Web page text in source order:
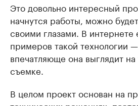
Это довольно интересный
начнутся работы, можно
своими глазами. В интернете
примеров такой технологии
впечатляюще она выглядит
съемке.
В целом проект основан на